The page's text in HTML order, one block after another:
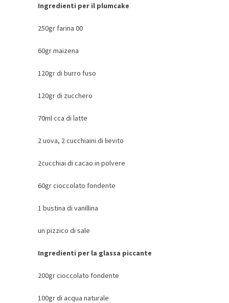
Ingredienti per il plumcake
250gr farina 00
60gr maizena
120gr di burro fuso
120gr di zucchero
70ml cca di latte
2 uova, 2 cucchiaini di lievito
2cucchiai di cacao in polvere
60gr cioccolato fondente
1 bustina di vanillina
un pizzico di sale
Ingredienti per la glassa piccante
200gr cioccolato fondente
100gr di acqua naturale